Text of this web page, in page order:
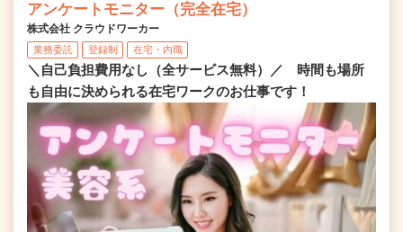
アンケートモニター（完全在宅）
株式会社 クラウドワーカー
業務委託 登録制 在宅・内職
＼自己負担費用なし（全サービス無料）／ 時間も場所
も自由に決められる在宅ワークのお仕事です！